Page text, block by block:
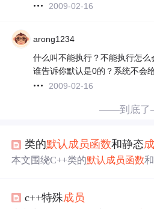
2009-02-16
arong1234
什么叫不能执行？不能执行怎么
谁告诉你默认是0的？系统不会
2009-02-16
——到底
类的默认成员函数和静态
本文围绕C++类的默认 成员函数
能出现的问题，还提及了控制缺省
c++特殊成员